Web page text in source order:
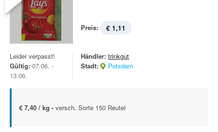
Preis: € 1,11
Leider verpasst!
Gültig: 07.06. -
13.06.
Händler: trinkgut
Stadt:
Potsdam
€ 7,40 / kg - versch. Sorte 150 Reutel